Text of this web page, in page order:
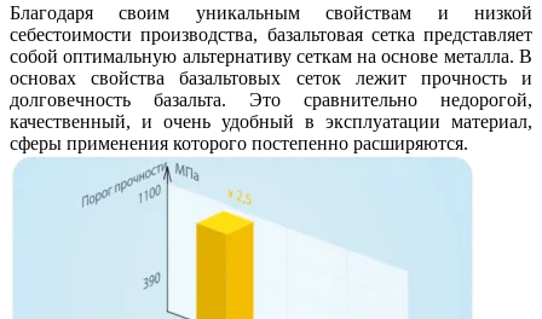
Благодаря своим уникальным свойствам и низкой
себестоимости производства, базальтовая сетка представляет
собой оптимальную альтернативу сеткам на основе металла. В
основах свойства базальтовых сеток лежит прочность и
долговечность базальта. Это сравнительно недорогой,
качественный, и очень удобный в эксплуатации материал,
сферы применения которого постепенно расширяются.